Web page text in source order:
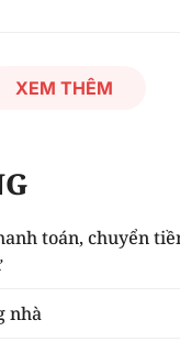
XEM THÊM
toán, chuyển
nhà